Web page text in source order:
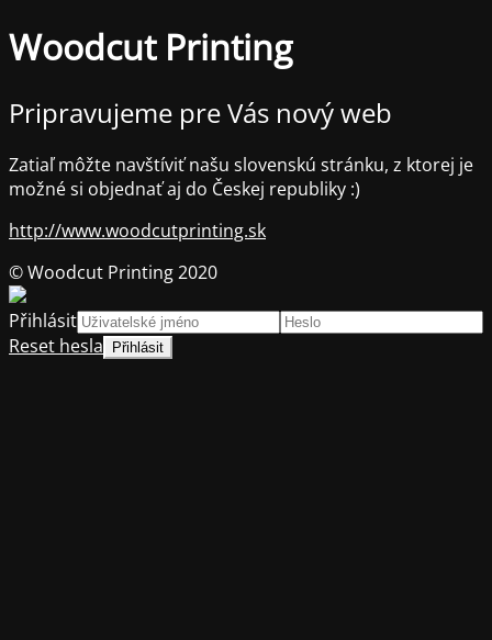
Woodcut Printing
Pripravujeme pre Vás nový web
Zatiaľ môžte navštíviť našu slovenskú stránku, z ktorej je
možné si objednať aj do Českej republiky :)
http://www.woodcutprinting.sk
© Woodcut Printing 2020
Přihlásit
Reset hesla